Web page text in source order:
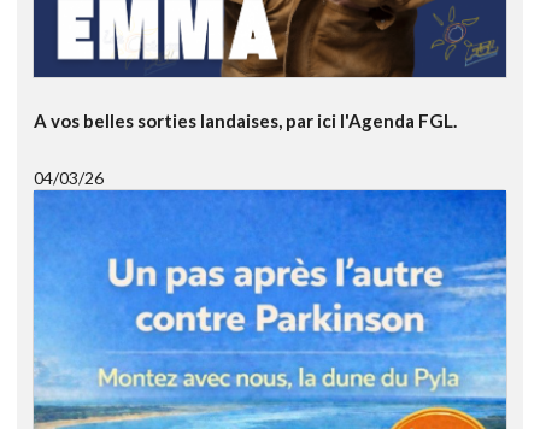
A vos belles sorties landaises, par ici l'Agenda FGL.
04/03/26